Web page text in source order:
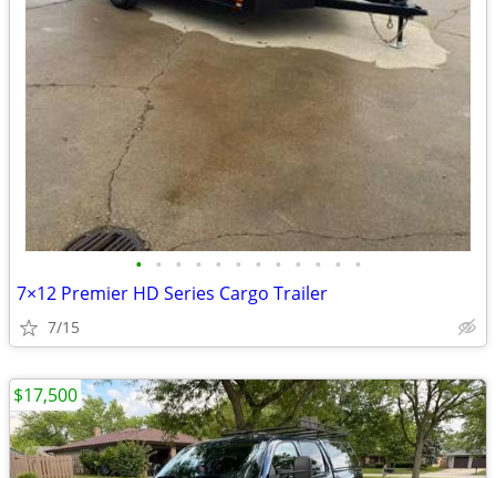
• • • • • • • • • • • •
7×12 Premier HD Series Cargo Trailer
7/15
$17,500